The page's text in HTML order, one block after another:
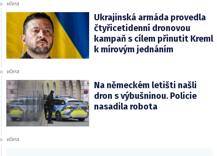
včera
Ukrajinská armáda provedla
čtyřicetidenní dronovou
kampaň s cílem přinutit Kreml
k mírovým jednáním
včera
Na německém letišti našli
dron s výbušninou. Policie
nasadila robota
včera